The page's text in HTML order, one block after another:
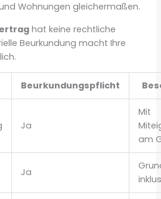
Wohnungen gleichermaßen.
hat keine rechtliche
Beurkundung macht Ihre
Beurkundungspflicht
Ja
Mit
am
Ja